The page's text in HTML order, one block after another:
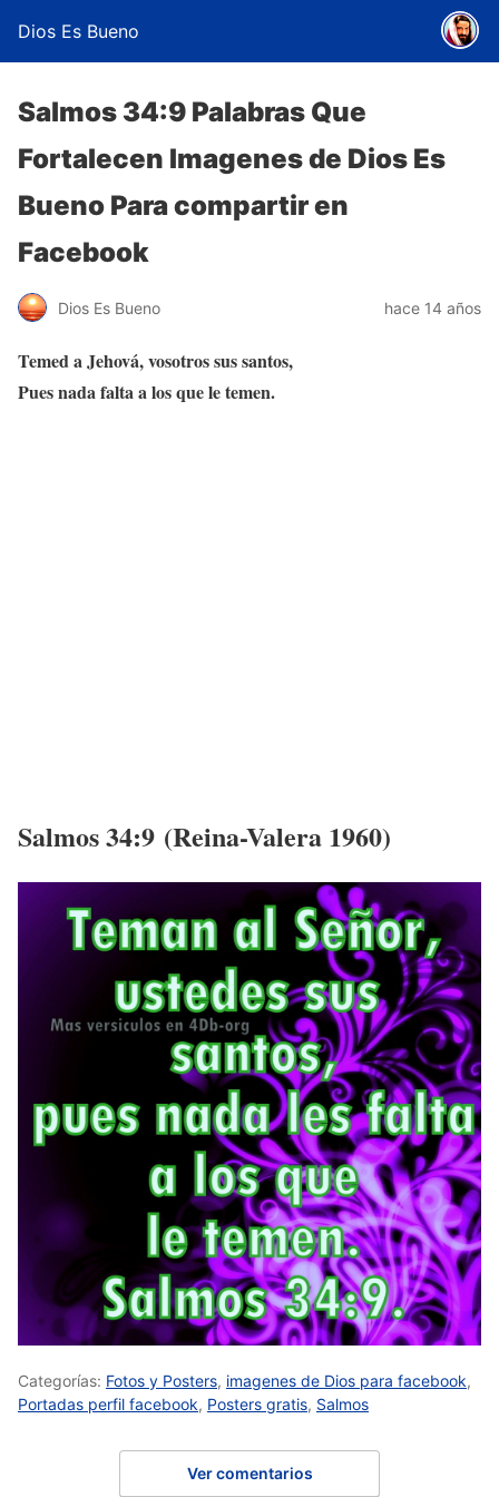
Dios Es Bueno
Salmos 34:9 Palabras Que
Fortalecen Imagenes de Dios Es
Bueno Para compartir en
Facebook
Dios Es Bueno hace 14 años
Temed a Jehová, vosotros sus santos,
Pues nada falta a los que le temen.
Salmos 34:9 (Reina-Valera 1960)
Categorías: Fotos y Posters, imagenes de Dios para facebook,
Portadas perfil facebook, Posters gratis, Salmos
Ver comentarios